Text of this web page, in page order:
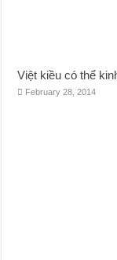
Việt kiều có thể
February 28, 2014